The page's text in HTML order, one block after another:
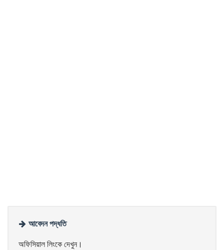
আবেদন পদ্ধতি
অফিসিয়াল লিংকে দেখুন।